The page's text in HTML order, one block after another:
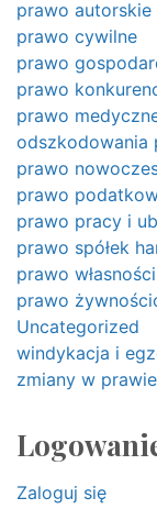
prawo autorskie
prawo cywilne
prawo
prawo
prawo
odszkodowania
prawo
prawo
prawo pracy i
prawo spółek
prawo
prawo
Uncategorized
windykacja i
zmiany w prawie
Zaloguj się